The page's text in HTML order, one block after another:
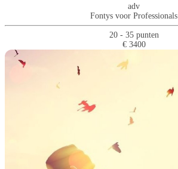
adv
Fontys voor Professionals
20 - 35 punten
€ 3400